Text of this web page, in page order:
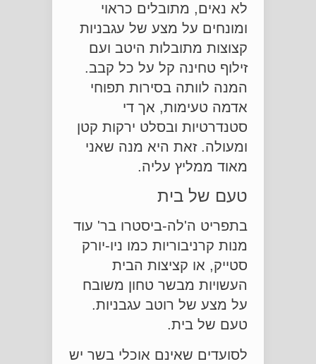
לא נאים, מתובלים כראוי
ומונחים על מצע של עגבניות
קצוצות מתובלות היטב ועם
זילוף טחינה קל על כל קבב.
המנה לוותה בסירות תפוחי
אדמה טעימות, אך די
סטנדרטיות ובסלט ירקות קטן
ומעולה. זאת היא מנה שאני
מאוד ממליץ עליה.
טעם של בית
בתפריט ה'לה-ביסטרו בר' עוד
מנות קרניבוריות כמו ניו-יורק
סטייק, או קציצות הבית
העשויות מבשר טחון משובח
על מצע של רוטב עגבניות.
טעם של בית.
לסועדים שאינם אוכלי בשר יש